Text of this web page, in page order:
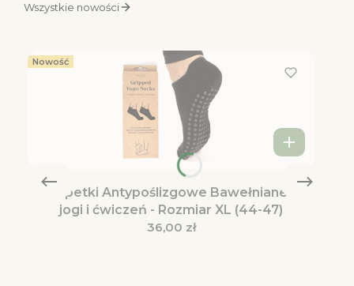
Wszystkie nowości
Nowość
Skarpetki Antypoślizgowe Bawełniane do
jogi i ćwiczeń - Rozmiar XL (44-47)
Cena
36,00 zł